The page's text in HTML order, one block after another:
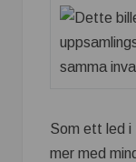
Som ett led
mer med